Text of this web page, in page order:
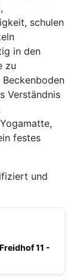
schulen
in den
zu
Beckenboden
Verständnis
festes
und
11 -